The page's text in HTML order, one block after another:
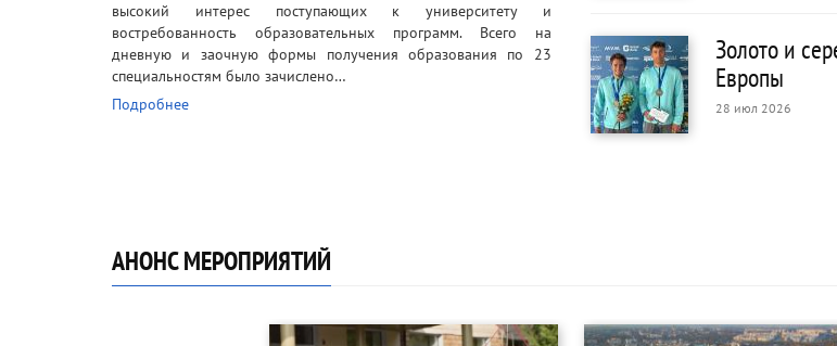
высокий интерес поступающих к университету и
востребованность образовательных программ. Всего на
дневную и заочную формы получения образования по 23
специальностям было зачислено…
Подробнее
Золото и
Европы
28 июл 2026
АНОНС МЕРОПРИЯТИЙ